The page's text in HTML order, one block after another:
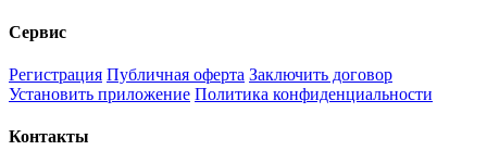
Сервис
Регистрация Публичная оферта Заключить договор
Установить приложение Политика конфиденциальности
Контакты